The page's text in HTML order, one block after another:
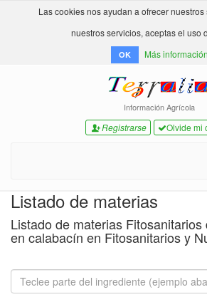
Las cookies nos ayudan a ofrecer
nuestros servicios, aceptas el uso
OK Más información
Información Agrícola
Registrarse Olvide mi
Listado de materias
Listado de materias
en calabacín en Fitosanitarios y